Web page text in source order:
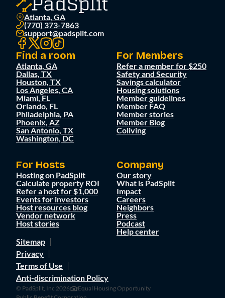
Atlanta, GA
(770) 373-7863
support@padsplit.com
Find a room
Atlanta, GA
Dallas, TX
Houston, TX
Los Angeles, CA
Miami, FL
Orlando, FL
Philadelphia, PA
Phoenix, AZ
San Antonio, TX
Washington, DC
For Members
Refer a member for $250
Safety and Security
Savings calculator
Housing solutions
Member guidelines
Member FAQ
Member stories
Member Blog
Coliving
For Hosts
Hosting on PadSplit
Calculate property ROI
Refer a host for $1,000
Events for investors
Host resources blog
Vendor network
Host stories
Company
Our story
What is PadSplit
Impact
Careers
Neighbors
Press
Podcast
Help center
Sitemap
Privacy
Terms of Use
Anti-discrimination Policy
© PadSplit, Inc 2026
Equal Housing Opportunity